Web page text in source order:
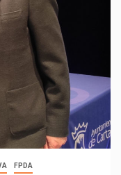
FPDA